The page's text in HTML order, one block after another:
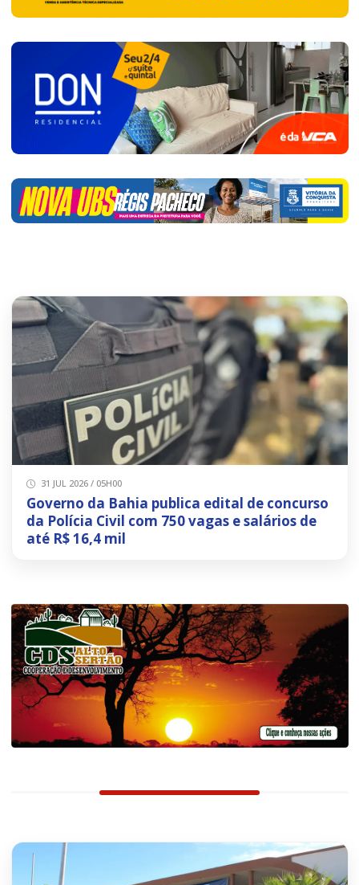
31 JUL 2026 / 05H00
Governo da Bahia publica edital de concurso
da Polícia Civil com 750 vagas e salários de
até R$ 16,4 mil